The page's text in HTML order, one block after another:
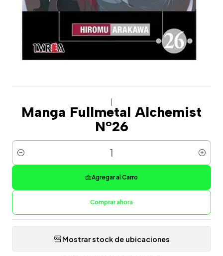
Manga Fullmetal Alchemist
N°26
Cantidad
Agregar al Carro
Comprar ahora
Mostrar stock de ubicaciones